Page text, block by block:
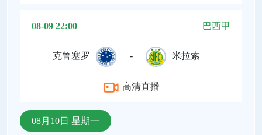
08-09 22:00 巴西甲
克鲁塞罗 - 米拉索
高清直播
08月10日 星期一